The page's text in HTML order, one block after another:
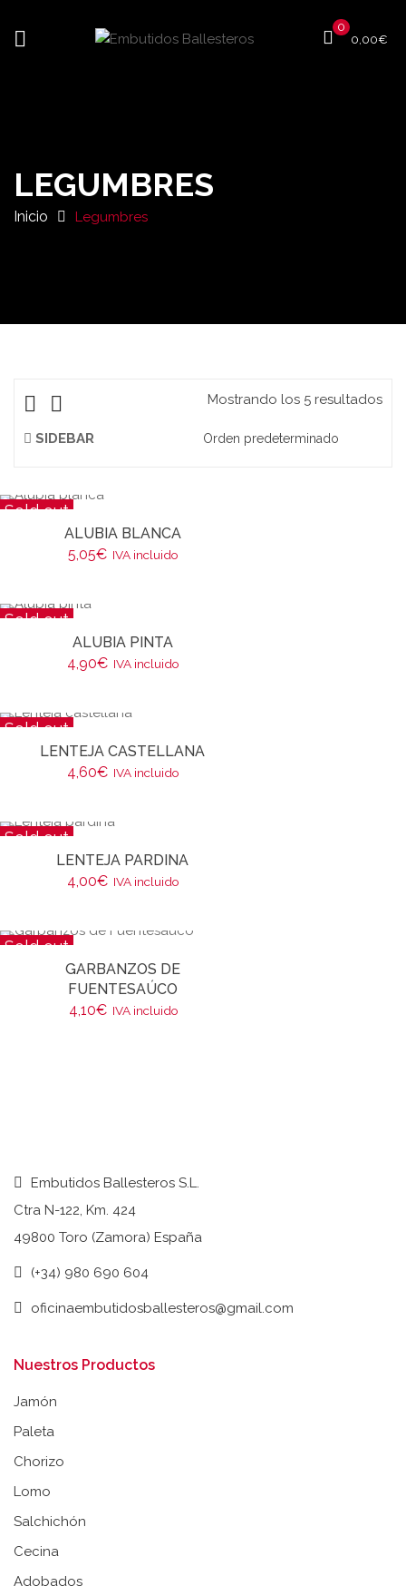
0
0,00€
LEGUMBRES
Inicio Legumbres
Mostrando los 5 resultados
SIDEBAR
Sold out
ALUBIA BLANCA
5,05€ IVA incluido
Sold out
ALUBIA PINTA
4,90€ IVA incluido
Sold out
LENTEJA CASTELLANA
4,60€ IVA incluido
Sold out
LENTEJA PARDINA
4,00€ IVA incluido
Sold out
GARBANZOS DE
FUENTESAÚCO
4,10€ IVA incluido
Embutidos Ballesteros S.L.
Ctra N-122, Km. 424
49800 Toro (Zamora) España
(+34) 980 690 604
oficinaembutidosballesteros@gmail.com
Nuestros Productos
Jamón
Paleta
Chorizo
Lomo
Salchichón
Cecina
Adobados